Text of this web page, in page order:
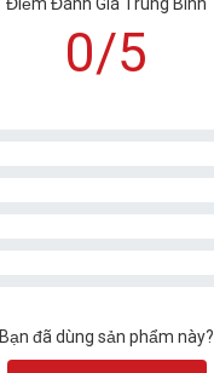
0/5
Bạn đã dùng sản phẩm này?